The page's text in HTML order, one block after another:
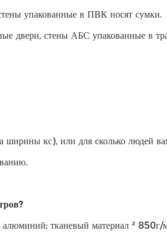
упакованные в ПВК носят сумки.
двери, стены АБС упакованные в
ширины кс), или для сколько людей
алюминий; тканевый материал ²